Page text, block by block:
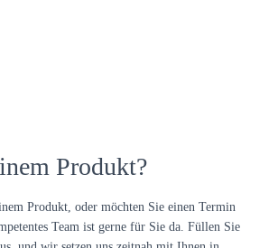
Produkt?
Produkt, oder möchten Sie einen Termin
Team ist gerne für Sie da. Füllen Sie